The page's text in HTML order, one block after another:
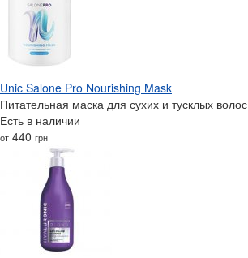
Unic Salone Pro Nourishing Mask
Питательная маска для сухих и тусклых волос
Есть в наличии
от 440 грн